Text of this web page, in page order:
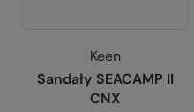
Keen
Sandały SEACAMP II
CNX